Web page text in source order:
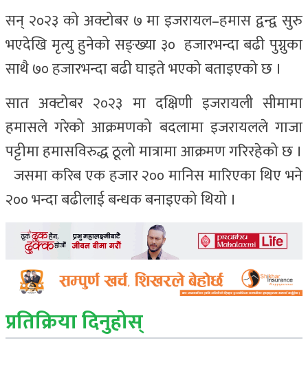
सन् २०२३ को अक्टोबर ७ मा इजरायल–हमास द्वन्द्व सुरु
भएदेखि मृत्यु हुनेको सङ्ख्या ३० हजारभन्दा बढी पुग्नुका
साथै ७० हजारभन्दा बढी घाइते भएको बताइएको छ ।
सात अक्टोबर २०२३ मा दक्षिणी इजरायली सीमामा
हमासले गरेको आक्रमणको बदलामा इजरायलले गाजा
पट्टीमा हमासविरुद्ध ठूलो मात्रामा आक्रमण गरिरहेको छ ।
जसमा करिब एक हजार २०० मानिस मारिएका थिए भने
२०० भन्दा बढीलाई बन्धक बनाइएको थियो ।
प्रतिक्रिया दिनुहोस्